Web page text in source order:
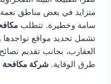
متزايد في بعض مناطق نعمة
سامة وخطيرة. تتطلب
تشمل تحديد مواقع تواجدها
العقارب، بجانب تقديم
طرق الوقاية. شركة مكافحة